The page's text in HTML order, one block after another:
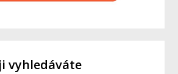
vyhledáváte